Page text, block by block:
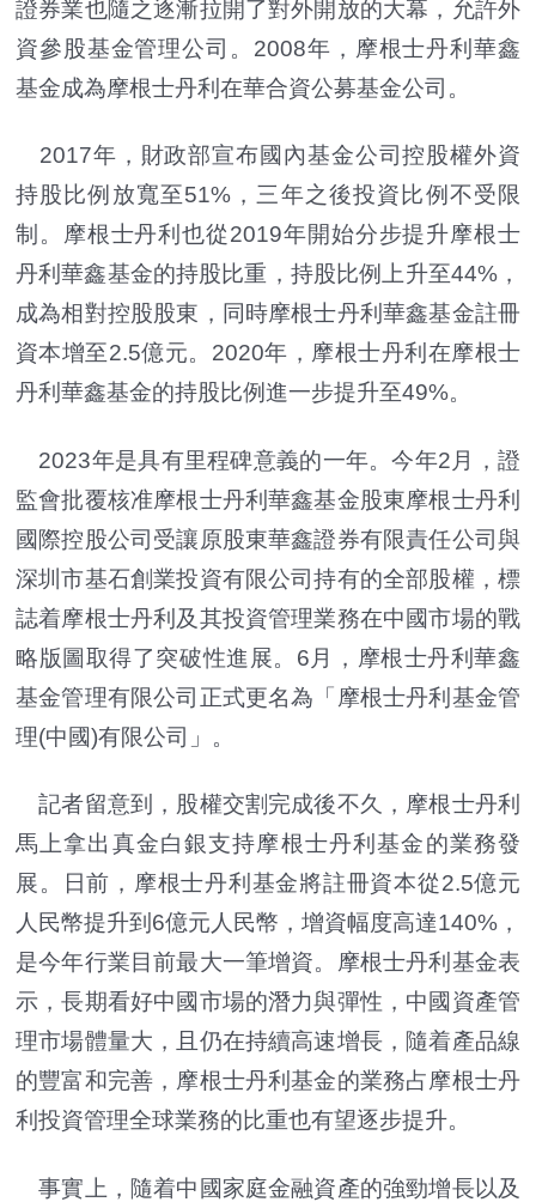
證券業也隨之逐漸拉開了對外開放的大幕，允許外
資參股基金管理公司。2008年，摩根士丹利華鑫
基金成為摩根士丹利在華合資公募基金公司。
2017年，財政部宣布國內基金公司控股權外資
持股比例放寬至51%，三年之後投資比例不受限
制。摩根士丹利也從2019年開始分步提升摩根士
丹利華鑫基金的持股比重，持股比例上升至44%，
成為相對控股股東，同時摩根士丹利華鑫基金註冊
資本增至2.5億元。2020年，摩根士丹利在摩根士
丹利華鑫基金的持股比例進一步提升至49%。
2023年是具有里程碑意義的一年。今年2月，證
監會批覆核准摩根士丹利華鑫基金股東摩根士丹利
國際控股公司受讓原股東華鑫證券有限責任公司與
深圳市基石創業投資有限公司持有的全部股權，標
誌着摩根士丹利及其投資管理業務在中國市場的戰
略版圖取得了突破性進展。6月，摩根士丹利華鑫
基金管理有限公司正式更名為「摩根士丹利基金管
理(中國)有限公司」。
記者留意到，股權交割完成後不久，摩根士丹利
馬上拿出真金白銀支持摩根士丹利基金的業務發
展。日前，摩根士丹利基金將註冊資本從2.5億元
人民幣提升到6億元人民幣，增資幅度高達140%，
是今年行業目前最大一筆增資。摩根士丹利基金表
示，長期看好中國市場的潛力與彈性，中國資產管
理市場體量大，且仍在持續高速增長，隨着產品線
的豐富和完善，摩根士丹利基金的業務占摩根士丹
利投資管理全球業務的比重也有望逐步提升。
事實上，隨着中國家庭金融資產的強勁增長以及